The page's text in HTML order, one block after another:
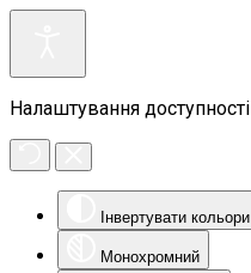
Налаштування доступності
Інвертувати кольори
Монохромний